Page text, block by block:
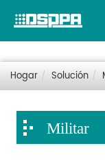
Hogar Solución
Militar